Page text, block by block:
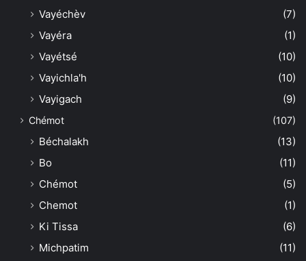
Vayéchèv
(7)
Vayéra
(1)
Vayétsé
(10)
Vayichla'h
(10)
Vayigach
(9)
Chémot (107)
Béchalakh
(13)
Bo
(11)
Chémot
(5)
Chemot
(1)
Ki Tissa
(6)
Michpatim
(11)